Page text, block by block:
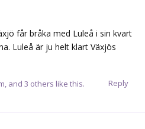
får bråka med Luleå i sin kvart
Luleå är ju helt klart Växjös
Reply
, and 3 others like this.